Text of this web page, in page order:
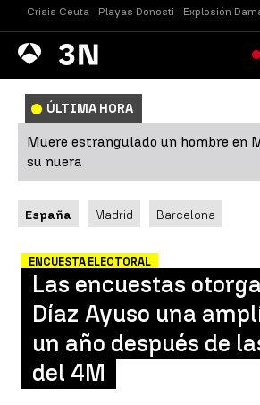
Crisis Ceuta Playas Donosti Explosión
Antena
3 Noticias
ÚLTIMA HORA
Muere estrangulado un hombre en
su nuera
España Madrid Barcelona
ENCUESTA ELECTORAL
Las encuestas
Díaz Ayuso una
un año después de
del 4M